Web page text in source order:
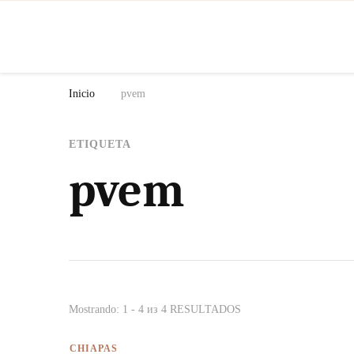
Inicio pvem
ETIQUETA
pvem
Mostrando: 1 - 4 из 4 RESULTADOS
CHIAPAS